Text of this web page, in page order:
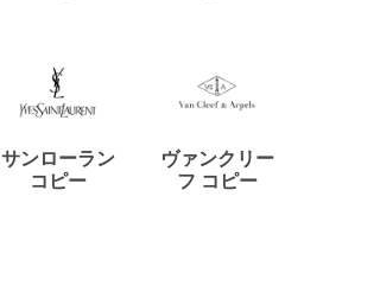
サンローラン
コピー
ヴァンクリー
フ コピー